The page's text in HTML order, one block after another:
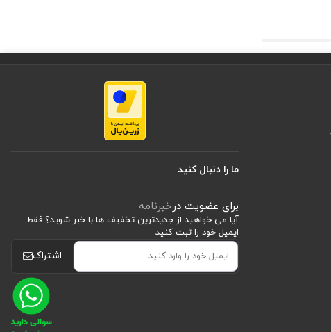
ما را دنبال کنید
برای عضویت درخبرنامه
آیا می خواهید از جدید‌ترین تخفیف‌ ها با‌ خبر شوید؟ فقط
ایمیل خود را ثبت کنید
اشتراک